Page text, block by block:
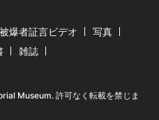
被爆者証言ビデオ
写真
雑誌
Museum. 許可なく転載を禁じま